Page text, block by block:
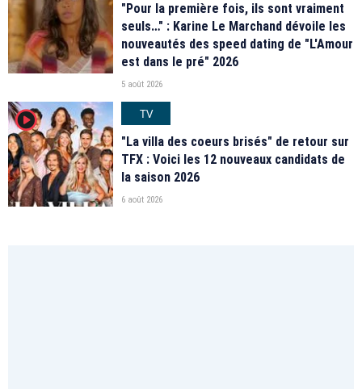
"Pour la première fois, ils sont vraiment
seuls…" : Karine Le Marchand dévoile les
nouveautés des speed dating de "L'Amour
est dans le pré" 2026
5 août 2026
player2
TV
"La villa des coeurs brisés" de retour sur
TFX : Voici les 12 nouveaux candidats de
la saison 2026
6 août 2026